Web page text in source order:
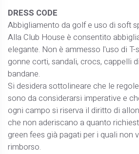
DRESS CODE
Abbigliamento da golf e uso di soft
Alla Club House è consentito
elegante. Non è ammesso l'uso di
gonne corti, sandali, crocs, cappelli
bandane.
Si desidera sottolineare che le regole
sono da considerarsi imperative e
ogni campo si riserva il diritto di
che non aderiscano a quanto
green fees già pagati per i quali non
rimborso.